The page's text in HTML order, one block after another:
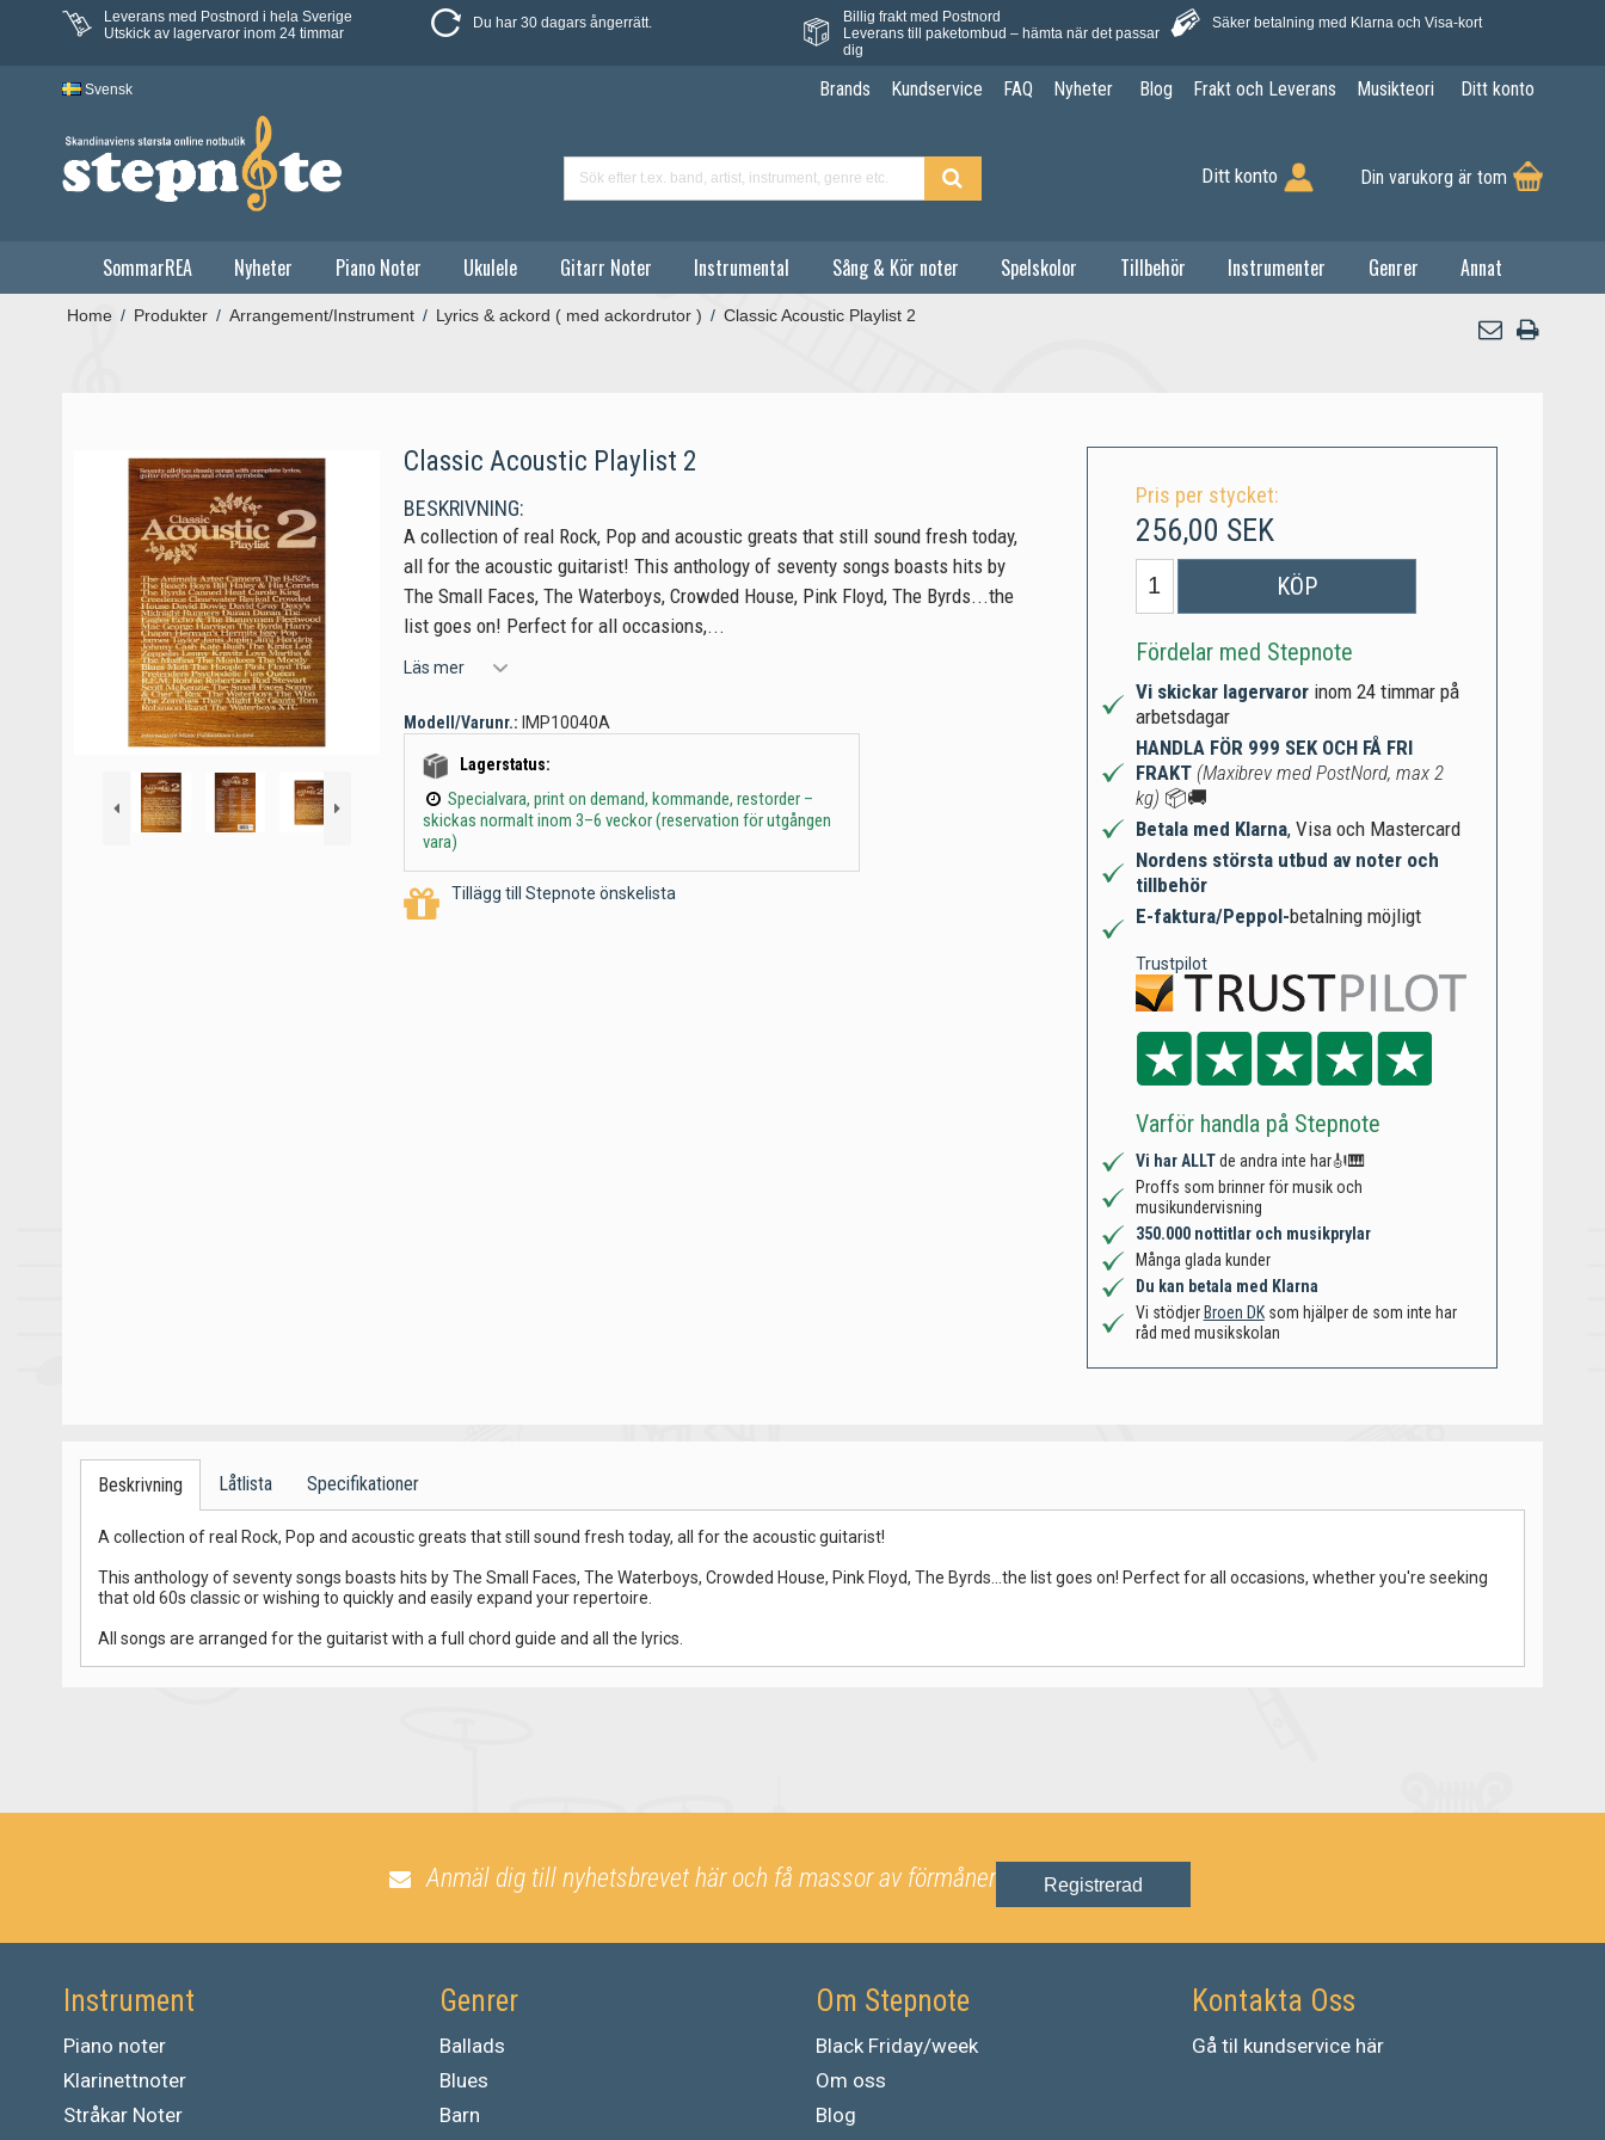
Leverans med Postnord i hela Sverige
Utskick av lagervaror inom 24 timmar
Du har 30 dagars ångerrätt.
Billig frakt med Postnord
Leverans till paketombud – hämta när det passar
dig
Säker betalning med Klarna och Visa-kort
Svensk Brands Kundservice FAQ Nyheter Blog Frakt och Leverans Musikteori Ditt konto
Ditt konto Din varukorg är tom
SommarREA Nyheter Piano Noter Ukulele Gitarr Noter Instrumental Sång & Kör noter Spelskolor Tillbehör Instrumenter Genrer Annat
Home / Produkter / Arrangement/Instrument / Lyrics & ackord ( med ackordrutor ) / Classic Acoustic Playlist 2
Classic Acoustic Playlist 2
BESKRIVNING:
A collection of real Rock, Pop and acoustic greats that still sound fresh today,
all for the acoustic guitarist! This anthology of seventy songs boasts hits by
The Small Faces, The Waterboys, Crowded House, Pink Floyd, The Byrds...the
list goes on! Perfect for all occasions,...
Läs mer
Modell/Varunr.: IMP10040A
Lagerstatus:
Specialvara, print on demand, kommande, restorder –
skickas normalt inom 3–6 veckor (reservation för utgången
vara)
Tillägg till Stepnote önskelista
Pris per stycket:
256,00 SEK
KÖP
Fördelar med Stepnote
Vi skickar lagervaror inom 24 timmar på
arbetsdagar
HANDLA FÖR 999 SEK OCH FÅ FRI
FRAKT (Maxibrev med PostNord, max 2
kg) 📦🚚
Betala med Klarna, Visa och Mastercard
Nordens största utbud av noter och
tillbehör
E-faktura/Peppol-betalning möjligt
Trustpilot
Varför handla på Stepnote
Vi har ALLTde andra inte har🎻🎹
Proffs som brinner för musik och
musikundervisning
350.000 nottitlar och musikprylar
Många glada kunder
Du kan betala med Klarna
Vi stödjer Broen DKsom hjälper de som inte har
råd med musikskolan
Beskrivning Låtlista Specifikationer
A collection of real Rock, Pop and acoustic greats that still sound fresh today, all for the acoustic guitarist!
This anthology of seventy songs boasts hits by The Small Faces, The Waterboys, Crowded House, Pink Floyd, The Byrds...the list goes on! Perfect for all occasions, whether you're seeking
that old 60s classic or wishing to quickly and easily expand your repertoire.
All songs are arranged for the guitarist with a full chord guide and all the lyrics.
Anmäl dig till nyhetsbrevet här och få massor av förmåner Registrerad
Instrument
Piano noter
Klarinettnoter
Stråkar Noter
Genrer
Ballads
Blues
Barn
Om Stepnote
Black Friday/week
Om oss
Blog
Kontakta Oss
Gå til kundservice här